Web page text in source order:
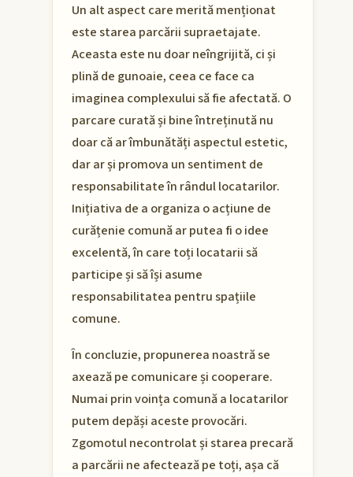
Un alt aspect care merită menționat
este starea parcării supraetajate.
Aceasta este nu doar neîngrijită, ci și
plină de gunoaie, ceea ce face ca
imaginea complexului să fie afectată. O
parcare curată și bine întreținută nu
doar că ar îmbunătăți aspectul estetic,
dar ar și promova un sentiment de
responsabilitate în rândul locatarilor.
Inițiativa de a organiza o acțiune de
curățenie comună ar putea fi o idee
excelentă, în care toți locatarii să
participe și să își asume
responsabilitatea pentru spațiile
comune.
În concluzie, propunerea noastră se
axează pe comunicare și cooperare.
Numai prin voința comună a locatarilor
putem depăși aceste provocări.
Zgomotul necontrolat și starea precară
a parcării ne afectează pe toți, așa că